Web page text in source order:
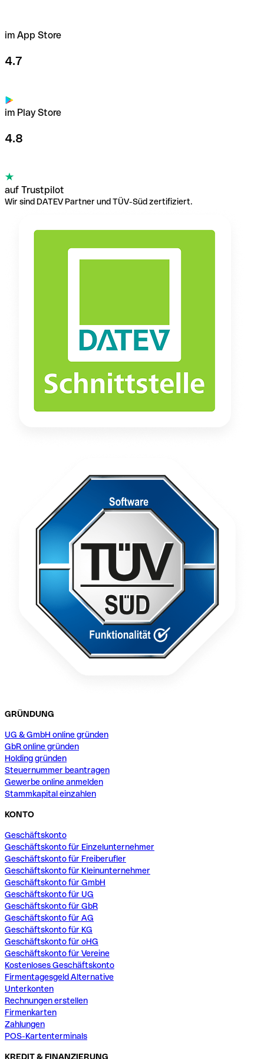
im App Store
4.7
im Play Store
4.8
auf Trustpilot
Wir sind DATEV Partner und TÜV-Süd zertifiziert.
GRÜNDUNG
UG & GmbH online gründen
GbR online gründen
Holding gründen
Steuernummer beantragen
Gewerbe online anmelden
Stammkapital einzahlen
KONTO
Geschäftskonto
Geschäftskonto für Einzelunternehmer
Geschäftskonto für Freiberufler
Geschäftskonto für Kleinunternehmer
Geschäftskonto für GmbH
Geschäftskonto für UG
Geschäftskonto für GbR
Geschäftskonto für AG
Geschäftskonto für KG
Geschäftskonto für oHG
Geschäftskonto für Vereine
Kostenloses Geschäftskonto
Firmentagesgeld Alternative
Unterkonten
Rechnungen erstellen
Firmenkarten
Zahlungen
POS-Kartenterminals
KREDIT & FINANZIERUNG